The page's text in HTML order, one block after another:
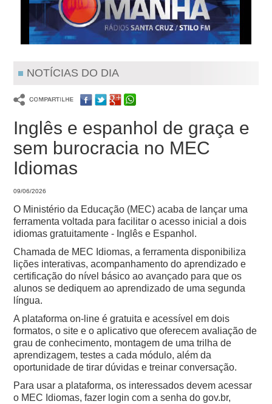
NOTÍCIAS DO DIA
Inglês e espanhol de graça e
sem burocracia no MEC
Idiomas
09/06/2026
O Ministério da Educação (MEC) acaba de lançar uma
ferramenta voltada para facilitar o acesso inicial a dois
idiomas gratuitamente - Inglês e Espanhol.
Chamada de MEC Idiomas, a ferramenta disponibiliza
lições interativas, acompanhamento do aprendizado e
certificação do nível básico ao avançado para que os
alunos se dediquem ao aprendizado de uma segunda
língua.
A plataforma on-line é gratuita e acessível em dois
formatos, o site e o aplicativo que oferecem avaliação de
grau de conhecimento, montagem de uma trilha de
aprendizagem, testes a cada módulo, além da
oportunidade de tirar dúvidas e treinar conversação.
Para usar a plataforma, os interessados devem acessar
o MEC Idiomas, fazer login com a senha do gov.br,